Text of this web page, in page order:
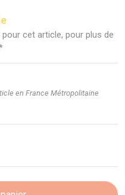
cet article, pour plus de
en France Métropolitaine